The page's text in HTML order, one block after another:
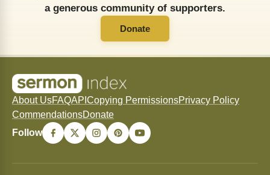
a generous community of supporters.
Donate
About UsFAQAPI Copying PermissionsPrivacy Policy
CommendationsDonate
Follow